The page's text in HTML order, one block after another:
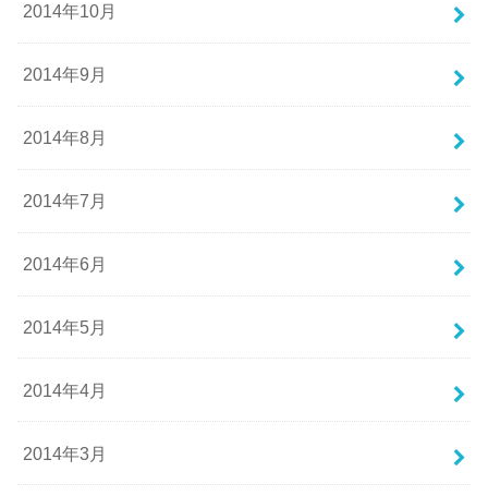
2014年10月
2014年9月
2014年8月
2014年7月
2014年6月
2014年5月
2014年4月
2014年3月